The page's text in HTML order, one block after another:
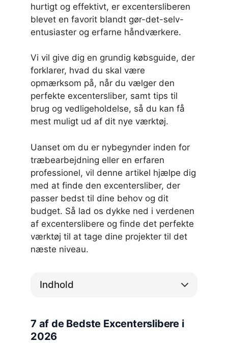
hurtigt og effektivt, er excentersliberen
blevet en favorit blandt gør-det-selv-
entusiaster og erfarne håndværkere.
Vi vil give dig en grundig købsguide, der
forklarer, hvad du skal være
opmærksom på, når du vælger den
perfekte excentersliber, samt tips til
brug og vedligeholdelse, så du kan få
mest muligt ud af dit nye værktøj.
Uanset om du er nybegynder inden for
træbearbejdning eller en erfaren
professionel, vil denne artikel hjælpe dig
med at finde den excentersliber, der
passer bedst til dine behov og dit
budget. Så lad os dykke ned i verdenen
af excenterslibere og finde det perfekte
værktøj til at tage dine projekter til det
næste niveau.
Indhold
7 af de Bedste Excenterslibere i
2026